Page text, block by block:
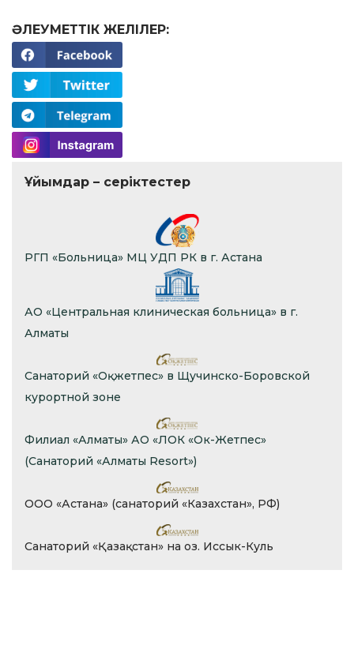
ӘЛЕУМЕТТІК ЖЕЛІЛЕР:
Ұйымдар – серіктестер
РГП «Больница» МЦ УДП РК в г. Астана
АО «Центральная клиническая больница» в г.
Алматы
Санаторий «Оқжетпес» в Щучинско-Боровской
курортной зоне
Филиал «Алматы» АО «ЛОК «Ок-Жетпес»
(Санаторий «Алматы Resort»)
ООО «Астана» (санаторий «Казахстан», РФ)
Санаторий «Қазақстан» на оз. Иссык-Куль